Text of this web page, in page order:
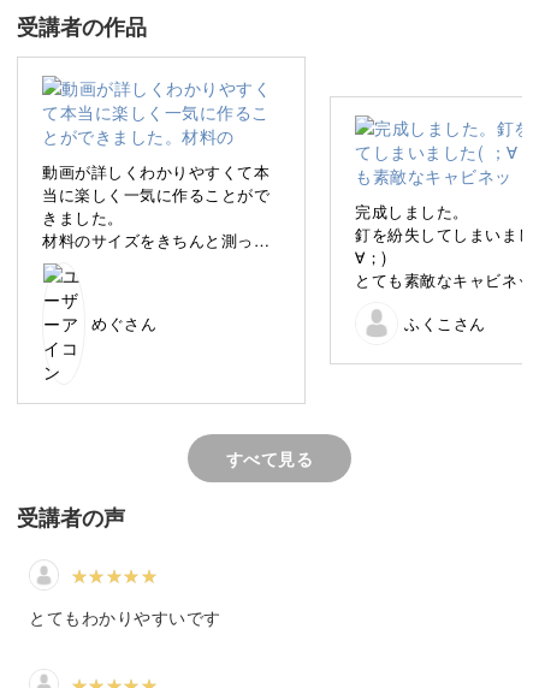
なミニチュア小物やミニチュア家具の作り方を教えていま
す。
12分の1サイズのミニチュア家具作りの基本が学べ
今回は、オンライン講座の第一弾として、ミニチュア家具
作りの基本がまるっと学べる講座をご用意しました。
ミニチュア制作が初めての方にも、そうでない方にも参考
になるような、
・切る
・貼る
受講者の作品
動画が詳しくわかりやすくて本
当に楽しく一気に作ることがで
きました。
材料のサイズをきちんと測って
揃えることで綺麗な仕上がりに
なると思いました。
次はアイアンベットを作りたい
と思います。
めぐさん
完成しました。
釘を紛失してしまいまし
∀；)
とても素敵なキャビネッ
うございました❣️
ふくこさん
すべて見る
受講者の声
とてもわかりやすいです